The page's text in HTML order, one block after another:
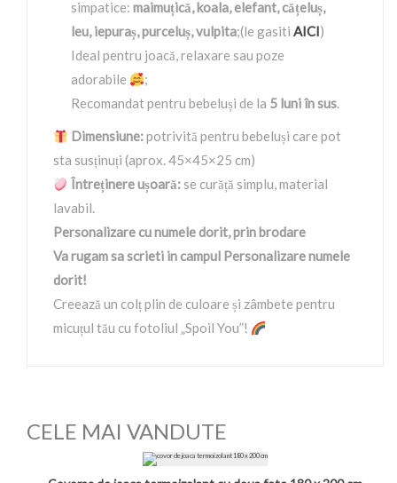
simpatice: maimuțică, koala, elefant, cățeluș,
leu, iepuraș, purceluș, vulpita;(le gasiti AICI)
Ideal pentru joacă, relaxare sau poze
adorabile
;
Recomandat pentru bebeluși de la 5 luni în sus.
Dimensiune:potrivită pentru bebeluși care pot
sta susținuți (aprox. 45×45×25 cm)
Întreținere ușoară: se curăță simplu, material
lavabil.
Personalizare cu numele dorit, prin brodare
Va rugam sa scrieti in campul Personalizare numele
dorit!
Creează un colț plin de culoare și zâmbete pentru
micuțul tău cu fotoliul „Spoil You”!
CELE MAI VANDUTE